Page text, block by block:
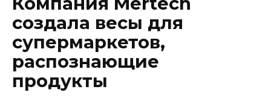
создала весы для
супермаркетов,
распознающие
продукты